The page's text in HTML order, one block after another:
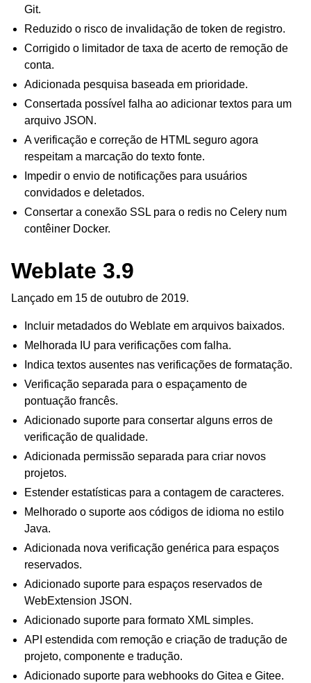
Git.
Reduzido o risco de invalidação de token de registro.
Corrigido o limitador de taxa de acerto de remoção de
conta.
Adicionada pesquisa baseada em prioridade.
Consertada possível falha ao adicionar textos para um
arquivo JSON.
A verificação e correção de HTML seguro agora
respeitam a marcação do texto fonte.
Impedir o envio de notificações para usuários
convidados e deletados.
Consertar a conexão SSL para o redis no Celery num
contêiner Docker.
Weblate 3.9
Lançado em 15 de outubro de 2019.
Incluir metadados do Weblate em arquivos baixados.
Melhorada IU para verificações com falha.
Indica textos ausentes nas verificações de formatação.
Verificação separada para o espaçamento de
pontuação francês.
Adicionado suporte para consertar alguns erros de
verificação de qualidade.
Adicionada permissão separada para criar novos
projetos.
Estender estatísticas para a contagem de caracteres.
Melhorado o suporte aos códigos de idioma no estilo
Java.
Adicionada nova verificação genérica para espaços
reservados.
Adicionado suporte para espaços reservados de
WebExtension JSON.
Adicionado suporte para formato XML simples.
API estendida com remoção e criação de tradução de
projeto, componente e tradução.
Adicionado suporte para webhooks do Gitea e Gitee.